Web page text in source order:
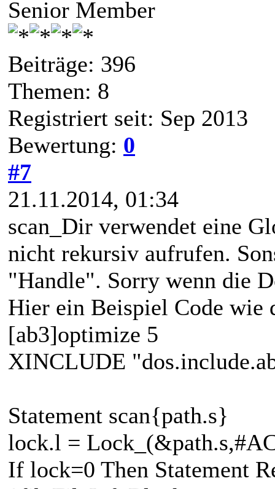
Senior Member
Beiträge: 396
Themen: 8
Registriert seit: Sep 2013
Bewertung: 0
#7
21.11.2014, 01:34
scan_Dir verwendet eine
nicht rekursiv aufrufen.
"Handle". Sorry wenn die
Hier ein Beispiel Code wie
[ab3]optimize 5
XINCLUDE
Statement scan{path.s}
lock.l =
If lock=0 Then Statement